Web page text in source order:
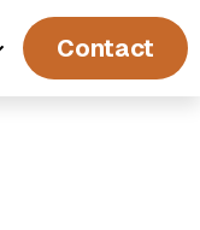
Contact